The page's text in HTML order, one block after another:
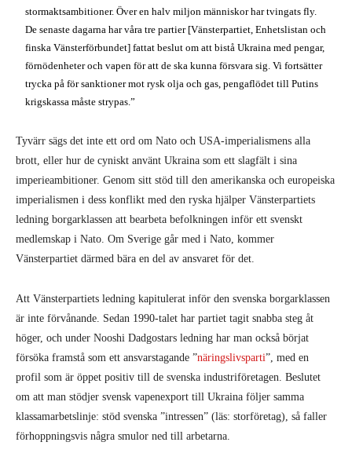
stormaktsambitioner. Över en halv miljon människor har tvingats fly.
De senaste dagarna har våra tre partier [Vänsterpartiet, Enhetslistan och
finska Vänsterförbundet] fattat beslut om att bistå Ukraina med pengar,
förnödenheter och vapen för att de ska kunna försvara sig. Vi fortsätter
trycka på för sanktioner mot rysk olja och gas, pengaflödet till Putins
krigskassa måste strypas.”
Tyvärr sägs det inte ett ord om Nato och USA-imperialismens alla
brott, eller hur de cyniskt använt Ukraina som ett slagfält i sina
imperieambitioner. Genom sitt stöd till den amerikanska och europeiska
imperialismen i dess konflikt med den ryska hjälper Vänsterpartiets
ledning borgarklassen att bearbeta befolkningen inför ett svenskt
medlemskap i Nato. Om Sverige går med i Nato, kommer
Vänsterpartiet därmed bära en del av ansvaret för det.
Att Vänsterpartiets ledning kapitulerat inför den svenska borgarklassen
är inte förvånande. Sedan 1990-talet har partiet tagit snabba steg åt
höger, och under Nooshi Dadgostars ledning har man också börjat
försöka framstå som ett ansvarstagande ”näringslivsparti”, med en
profil som är öppet positiv till de svenska industriföretagen. Beslutet
om att man stödjer svensk vapenexport till Ukraina följer samma
klassamarbetslinje: stöd svenska ”intressen” (läs: storföretag), så faller
förhoppningsvis några smulor ned till arbetarna.